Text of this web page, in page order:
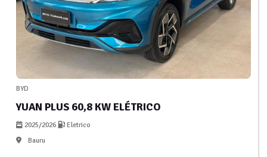
BYD
YUAN PLUS 60,8 KW ELÉTRICO
2025/2026
Eletrico
Bauru